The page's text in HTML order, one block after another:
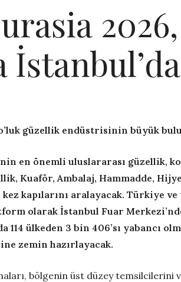
İstanbul’da
güzellik endüstrisinin büyük
en önemli uluslararası güzellik,
Kuaför, Ambalaj, Hammadde,
kez kapılarını aralayacak. Türkiye ve
olarak İstanbul Fuar
114 ülkeden 3 bin 406’sı yabancı
zemin hazırlayacak.
bölgenin üst düzey temsilcilerini